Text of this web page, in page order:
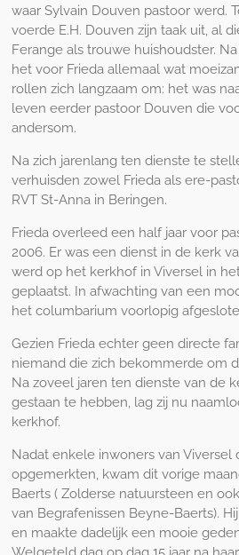
waar Sylvain Douven pastoor werd.
voerde E.H. Douven zijn taak uit, al
Ferange als trouwe huishoudster.
het voor Frieda allemaal wat
rollen zich langzaam om: het was
leven eerder pastoor Douven die
andersom.
Na zich jarenlang ten dienste te
verhuisden zowel Frieda als ere-
RVT St-Anna in Beringen.
Frieda overleed een half jaar voor
2006. Er was een dienst in de kerk
werd op het kerkhof in Viversel in
geplaatst. In afwachting van een
het columbarium voorlopig
Gezien Frieda echter geen directe
niemand die zich bekommerde om
Na zoveel jaren ten dienste van de
gestaan te hebben, lag zij nu
kerkhof.
Nadat enkele inwoners van Viversel
opgemerkten, kwam dit vorige
Baerts ( Zolderse natuursteen en
van Begrafenissen Beyne-Baerts).
en maakte dadelijk een mooie